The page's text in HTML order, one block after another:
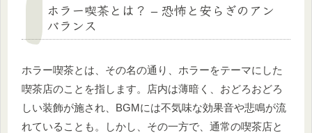
ホラー喫茶とは？ – 恐怖と安らぎのアン
バランス
ホラー喫茶とは、その名の通り、ホラーをテーマにした
喫茶店のことを指します。店内は薄暗く、おどろおどろ
しい装飾が施され、BGMには不気味な効果音や悲鳴が流
れていることも。しかし、その一方で、通常の喫茶店と